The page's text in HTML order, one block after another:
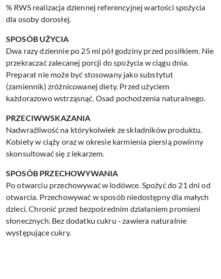
% RWS realizacja dziennej referencyjnej wartości spożycia
dla osoby dorosłej.
SPOSÓB UŻYCIA
Dwa razy dziennie po 25 ml pół godziny przed posiłkiem. Nie
przekraczać zalecanej porcji do spożycia w ciągu dnia.
Preparat nie może być stosowany jako substytut
(zamiennik) zróżnicowanej diety. Przed użyciem
każdorazowo wstrząsnąć. Osad pochodzenia naturalnego.
PRZECIWWSKAZANIA
Nadwrażliwość na którykolwiek ze składników produktu.
Kobiety w ciąży oraz w okresie karmienia piersią powinny
skonsultować się z lekarzem.
SPOSÓB PRZECHOWYWANIA
Po otwarciu przechowywać w lodówce. Spożyć do 21 dni od
otwarcia. Przechowywać w sposób niedostępny dla małych
dzieci. Chronić przed bezpośrednim działaniem promieni
słonecznych. Bez dodatku cukru - zawiera naturalnie
występujące cukry.